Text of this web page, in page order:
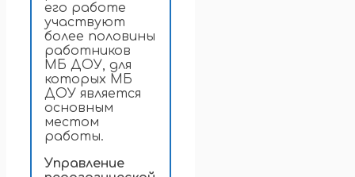
его работе
участвуют
более половины
работников
МБ ДОУ, для
которых МБ
ДОУ является
основным
местом
работы.
Управление